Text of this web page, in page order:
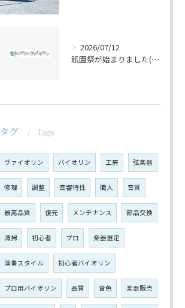
2026/07/12
祇園祭が始まりました(^^♪
タグ Tags
ヴァイオリン バイオリン 工房 弦楽器
修理 調整 音響特性 職人 音質
最高品質 復元 メンテナンス 部品交換
清掃 初心者 プロ 楽器選定
演奏スタイル 初心者バイオリン
プロ用バイオリン 品質 音色 楽器販売